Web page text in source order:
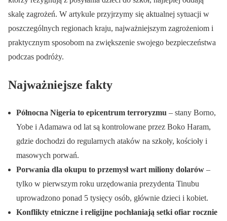
skalę zagrożeń. W artykule przyjrzymy się aktualnej sytuacji w
poszczególnych regionach kraju, najważniejszym zagrożeniom i
praktycznym sposobom na zwiększenie swojego bezpieczeństwa
podczas podróży.
Najważniejsze fakty
Północna Nigeria to epicentrum terroryzmu – stany Borno,
Yobe i Adamawa od lat są kontrolowane przez Boko Haram,
gdzie dochodzi do regularnych ataków na szkoły, kościoły i
masowych porwań.
Porwania dla okupu to przemysł wart miliony dolarów –
tylko w pierwszym roku urzędowania prezydenta Tinubu
uprowadzono ponad 5 tysięcy osób, głównie dzieci i kobiet.
Konflikty etniczne i religijne pochłaniają setki ofiar rocznie